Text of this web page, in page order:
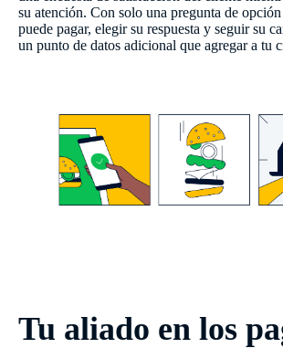
su atención. Con solo una pregunta de
puede pagar, elegir su respuesta y seguir su
un punto de datos adicional que agregar a tu
Tu aliado en los